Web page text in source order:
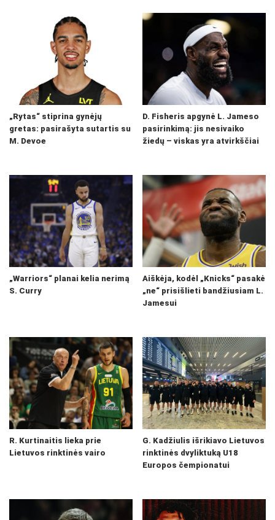
„Rytas“ stiprina gynėjų
gretas: pasirašyta sutartis su
M. Devoe
D. Fisheris apgynė L. Jameso
pasirinkimą: jis nesivaiko
žiedų – viskas yra atvirkščiai
„Warriors“ planai kelia nerimą
S. Curry
Aiškėja, kodėl „Knicks“ pasakė
„ne“ prisišlieti bandžiusiam L.
Jamesui
R. Kurtinaitis lieka prie
Lietuvos rinktinės vairo
G. Kadžiulis išrikiavo Lietuvos
rinktinės dvyliktuką U18
Europos čempionatui